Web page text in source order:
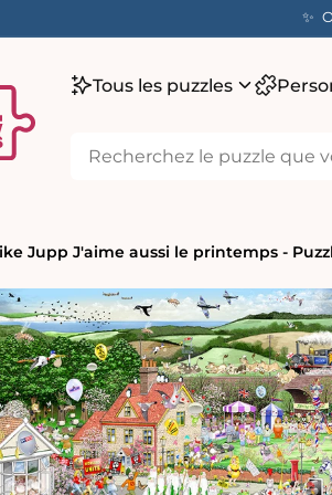
✨
Tous les puzzles
Jupp J'aime aussi le printemps -